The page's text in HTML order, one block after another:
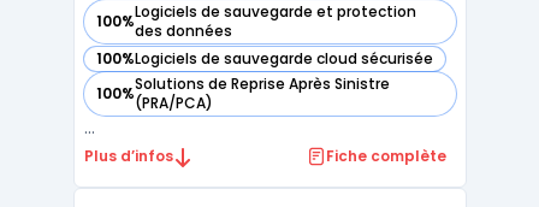
100%Logiciels de sauvegarde et protection
des données
— voir Acronis Cyber Protect Cloud dans cette catégorie
100%Logiciels de sauvegarde cloud sécurisée
— voir Acronis Cyber Protect Cloud dans cette catégorie
100%Solutions de Reprise Après Sinistre
(PRA/PCA)
— voir Acronis Cyber Protect Cloud dans cette catégorie
...
Plus d’infos Fiche complète